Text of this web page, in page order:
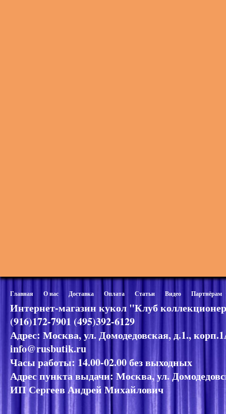
Главная О нас Доставка Оплата Статьи Видео Партнёрам
Интернет-магазин кукол "Клуб
(916)172-7901 (495)392-6129
Адрес: Москва, ул. Домодедовская, д.1.,
info@rusbutik.ru
Часы работы: 14.00-02.00 без выходных
Адрес пункта выдачи: Москва, ул.
ИП Сергеев Андрей Михайлович